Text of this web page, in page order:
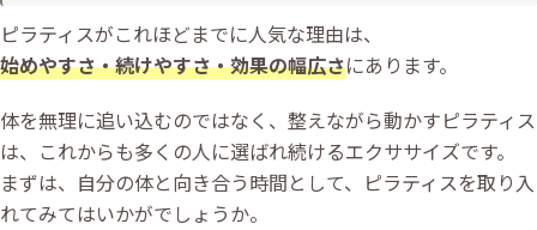
ピラティスがこれほどまでに人気な理由は、
始めやすさ・続けやすさ・効果の幅広さにあります。
体を無理に追い込むのではなく、整えながら動かすピラティス
は、これからも多くの人に選ばれ続けるエクササイズです。
まずは、自分の体と向き合う時間として、ピラティスを取り入
れてみてはいかがでしょうか。